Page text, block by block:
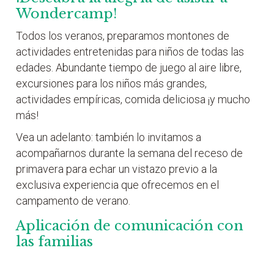
Wondercamp!
Todos los veranos, preparamos montones de
actividades entretenidas para niños de todas las
edades. Abundante tiempo de juego al aire libre,
excursiones para los niños más grandes,
actividades empíricas, comida deliciosa ¡y mucho
más!
Vea un adelanto: también lo invitamos a
acompañarnos durante la semana del receso de
primavera para echar un vistazo previo a la
exclusiva experiencia que ofrecemos en el
campamento de verano.
Aplicación de comunicación con
las familias